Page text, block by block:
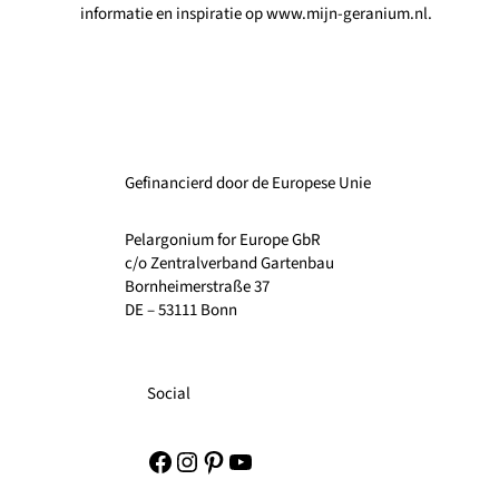
informatie en inspiratie op www.mijn-geranium.nl.
Gefinancierd door de Europese Unie
Pelargonium for Europe GbR
c/o Zentralverband Gartenbau
Bornheimerstraße 37
DE – 53111 Bonn
Social
Facebook
Instagram
Pinterest
YouTube